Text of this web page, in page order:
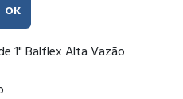
OK
1" Balflex Alta Vazão